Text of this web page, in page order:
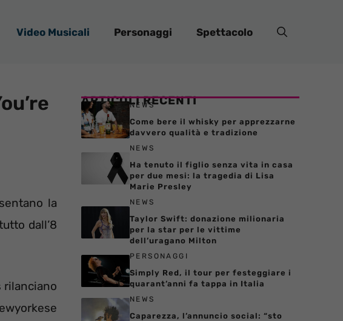
Video Musicali Personaggi Spettacolo
la
dall’8
rilanciano
ARTICOLI RECENTI
NEWS
Come bere il whisky per apprezzarne
davvero qualità e tradizione
NEWS
Ha tenuto il figlio senza vita in casa
per due mesi: la tragedia di Lisa
Marie Presley
NEWS
Taylor Swift: donazione milionaria
per la star per le vittime
dell’uragano Milton
PERSONAGGI
Simply Red, il tour per festeggiare i
quarant’anni fa tappa in Italia
NEWS
Caparezza, l’annuncio social: “sto